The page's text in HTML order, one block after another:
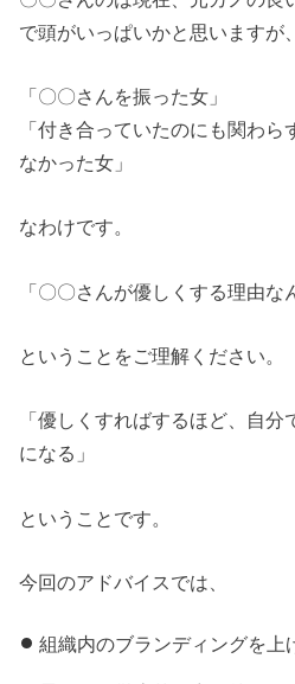
で頭がいっぱいかと思いますが
「〇〇さんを振った女」
「付き合っていたのにも関わ
なかった女」
なわけです。
「〇〇さんが優しくする理由な
ということをご理解ください。
「優しくすればするほど、自
になる」
ということです。
今回のアドバイスでは、
組織内のブランディングを上